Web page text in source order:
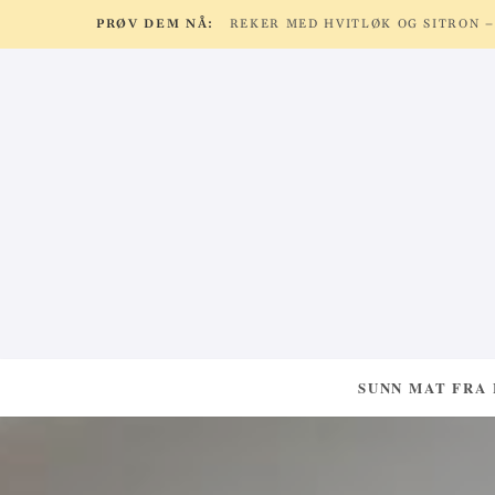
PRØV DEM NÅ:
SUNN MAT